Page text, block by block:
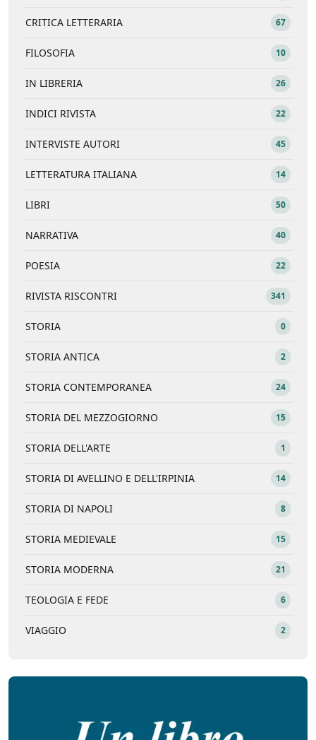
CRITICA LETTERARIA 67
FILOSOFIA 10
IN LIBRERIA 26
INDICI RIVISTA 22
INTERVISTE AUTORI 45
LETTERATURA ITALIANA 14
LIBRI 50
NARRATIVA 40
POESIA 22
RIVISTA RISCONTRI 341
STORIA 0
STORIA ANTICA 2
STORIA CONTEMPORANEA 24
STORIA DEL MEZZOGIORNO 15
STORIA DELL'ARTE 1
STORIA DI AVELLINO E DELL'IRPINIA 14
STORIA DI NAPOLI 8
STORIA MEDIEVALE 15
STORIA MODERNA 21
TEOLOGIA E FEDE 6
VIAGGIO 2